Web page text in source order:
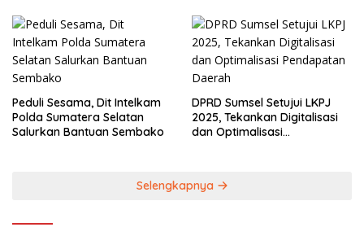
Lestarikan Budaya
Peduli Sesama, Dit Intelkam
Polda Sumatera Selatan
Salurkan Bantuan Sembako
DPRD Sumsel Setujui LKPJ
2025, Tekankan Digitalisasi
dan Optimalisasi
Selengkapnya